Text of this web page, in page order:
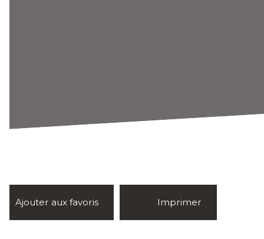
Ajouter aux favoris Imprimer